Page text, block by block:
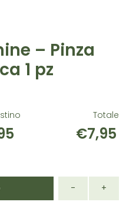
– Pinza
1 pz
Totale
€7,95
- +